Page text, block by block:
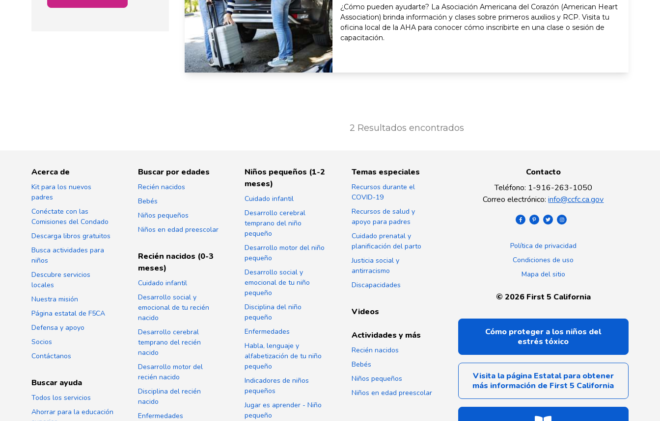
¿Cómo pueden ayudarte? La Asociación Americana del Corazón (American Heart
Association) brinda información y clases sobre primeros auxilios y RCP. Visita tu
oficina local de la AHA para conocer cómo inscribirte en una clase o sesión de
capacitación.
2 Resultados encontrados
Acerca de
Kit para los nuevos
padres
Conéctate con las
Comisiones del Condado
Descarga libros gratuitos
Busca actividades para
niños
Descubre servicios
locales
Nuestra misión
Página estatal de F5CA
Defensa y apoyo
Socios
Contáctanos
Buscar ayuda
Todos los servicios
Ahorrar para la educación
Buscar por edades
Recién nacidos
Bebés
Niños pequeños
Niños en edad preescolar
Recién nacidos (0-3
meses)
Cuidado infantil
Desarrollo social y
emocional de tu recién
nacido
Desarrollo cerebral
temprano del recién
nacido
Desarrollo motor del
recién nacido
Disciplina del recién
nacido
Enfermedades
Niños pequeños (1-2
meses)
Cuidado infantil
Desarrollo cerebral
temprano del niño
pequeño
Desarrollo motor del niño
pequeño
Desarrollo social y
emocional de tu niño
pequeño
Disciplina del niño
pequeño
Enfermedades
Habla, lenguaje y
alfabetización de tu niño
pequeño
Indicadores de niños
pequeños
Jugar es aprender - Niño
pequeño
Temas especiales
Recursos durante el
COVID-19
Recursos de salud y
apoyo para padres
Cuidado prenatal y
planificación del parto
Justicia social y
antirracismo
Discapacidades
Videos
Actividades y más
Recién nacidos
Bebés
Niños pequeños
Niños en edad preescolar
Contacto
Teléfono: 1-916-263-1050
Correo electrónico: info@ccfc.ca.gov
Política de privacidad
Condiciones de uso
Mapa del sitio
© 2026First 5 California
Cómo proteger a los niños del
estrés tóxico
Visita la página Estatal para obtener
más información de First 5 California